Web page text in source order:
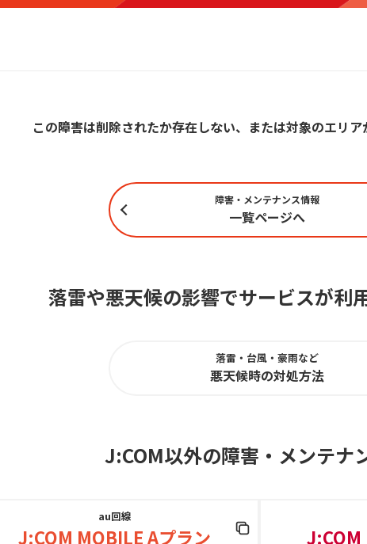
この障害は削除されたか存在しない、または対象のエリア
障害・メンテナンス情報
一覧ページへ
落雷や悪天候の影響でサービスが利
落雷・台風・豪雨など
悪天候時の対処方法
J:COM以外の障害 ・ メンテナ
au回線
J:COM MOBILE Aプラン J:COM